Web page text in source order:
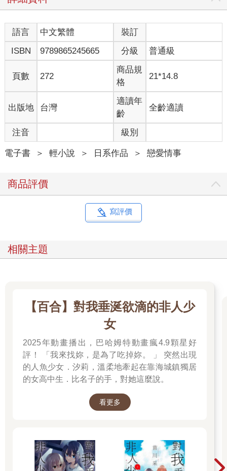
雖說是目標對象，但新目前並沒有與她接觸的必要。他只是想來
看看傳聞中的她──名為齋森美世的人物。
不過，無論對方是什麼樣的存在，新等人的計畫都不會改變。因
此，他這樣的視察，並沒有太大的意義。這純粹是他興趣使然的
（都已經痴痴等待那麼久了，我只要能有屬於自己的職責就
重要的是擁有那種異能的人本身，以及新和族人的職責……還有
夙願。
難纏，所以才特地來到這裡確認。
新鬱悶地嘆了一口氣時，朝這裡走過來的她，身子突然失去平衡
──她會跌倒。
但也無所謂──儘管內心冷冷地這麼想，新仍不自覺地伸出自己的
一如弱不禁風的外表，險些暈倒在地的她，身子輕盈又細瘦不
已。憑她這個樣子，就算只是大熱天站在路上，會消耗掉所有體
力，也是理所當然。
語言 中文繁體
裝訂
ISBN
9789865245665 分級 普通級
頁數 272
商品規
格
21*14.8
出版地 台灣
適讀年
齡
全齡適讀
注音 級別
電子書 ＞ 輕小說 ＞ 日系作品 ＞ 戀愛情事
商品評價
寫評價
相關主題
【百合】對我垂涎欲滴的非人少
女
2025年動畫播出，巴哈姆特動畫瘋4.9顆星好
評！ 「我來找妳，是為了吃掉妳。 」 突然出現
的人魚少女．汐莉，溫柔地牽起在靠海城鎮獨居
的女高中生．比名子的手，對她這麼說。
看更多